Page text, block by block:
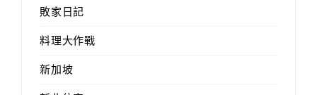
敗家日記
料理大作戰
新加坡